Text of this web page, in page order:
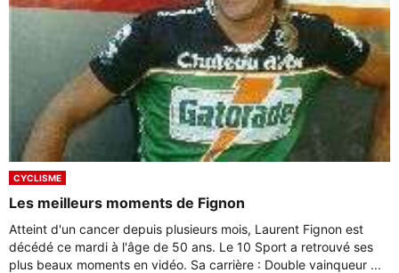
CYCLISME
Les meilleurs moments de Fignon
Atteint d'un cancer depuis plusieurs mois, Laurent Fignon est
décédé ce mardi à l'âge de 50 ans. Le 10 Sport a retrouvé ses
plus beaux moments en vidéo. Sa carrière : Double vainqueur ...